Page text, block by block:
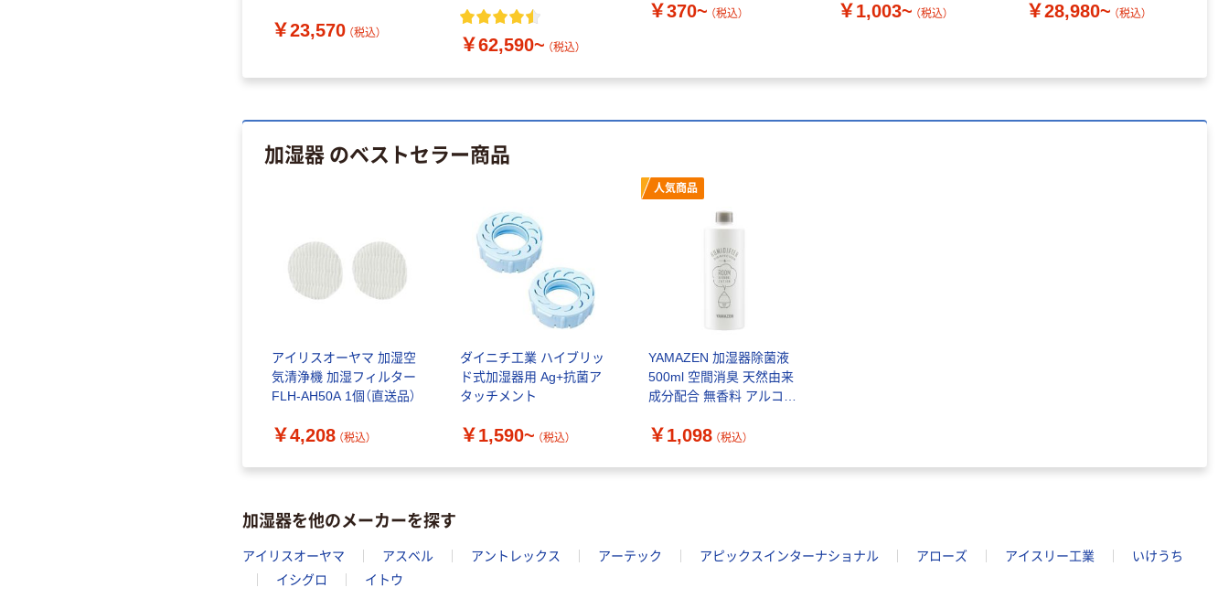
019 1箱（直送品）
￥23,570 （税込）
￥62,590~ （税込）
￥370~ （税込） ￥1,003~ （税込） ￥28,980~ （税込）
加湿器 のベストセラー商品
アイリスオーヤマ 加湿空
気清浄機 加湿フィルター
FLH-AH50A 1個（直送品）
￥4,208 （税込）
ダイニチ工業 ハイブリッ
ド式加湿器用 Ag+抗菌ア
タッチメント
￥1,590~ （税込）
人気商品
YAMAZEN 加湿器除菌液
500ml 空間消臭 天然由来
成分配合 無香料 アルコー
￥1,098 （税込）
加湿器を他のメーカーを探す
アイリスオーヤマ アスベル アントレックス アーテック アピックスインターナショナル アローズ アイスリー工業
いけうち
イシグロ
イトウ